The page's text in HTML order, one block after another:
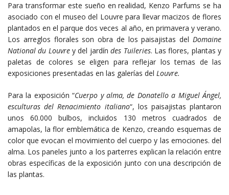
Para transformar este sueño en realidad, Kenzo Parfums se ha
asociado con el museo del Louvre para llevar macizos de flores
plantados en el parque dos veces al año, en primavera y verano.
Los arreglos florales son obra de los paisajistas del Domaine
National du Louvrey del jardíndes Tuileries. Las flores, plantas y
paletas de colores se eligen para reflejar los temas de las
exposiciones presentadas en las galerías del Louvre.
Para la exposición “Cuerpo y alma, de Donatello a Miguel Ángel,
esculturas del Renacimiento italiano“, los paisajistas plantaron
unos 60.000 bulbos, incluidos 130 metros cuadrados de
amapolas, la flor emblemática de Kenzo, creando esquemas de
color que evocan el movimiento del cuerpo y las emociones. del
alma. Los paneles junto a los parterres explican la relación entre
obras específicas de la exposición junto con una descripción de
las plantas.